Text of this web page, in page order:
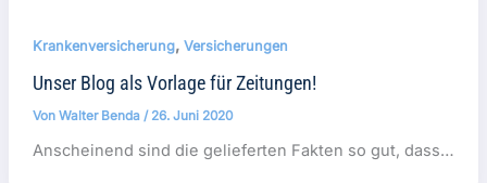
Krankenversicherung, Versicherungen
Unser Blog als Vorlage für Zeitungen!
Von Walter Benda / 26. Juni 2020
Anscheinend sind die gelieferten Fakten so gut, dass…